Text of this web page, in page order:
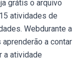
grátis o arquivo
atividades de
Webdurante a
a contar
a atividade